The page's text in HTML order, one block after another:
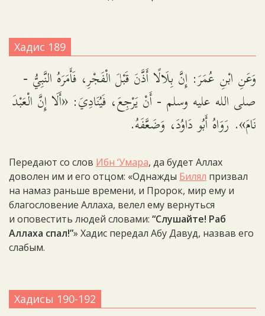
Хадис 189
وَعَنِ ابْنِ عُمَرَ: إِنَّ بِلَالًا أَذَّنَ قَبْلَ الْفَجْرِ، فَأَمَرَهُ النَّبِيُّ -
صلى الله عليه وسلم - أَنْ يَرْجِعَ، فَيُنَادِيَ: «أَلَا إِنَّ الْعَبْدَ
نَامَ». رَوَاهُ أَبُو دَاوُدَ، وَضَعَّفَهُ.
Передают со слов Ибн ‘Умара, да будет Аллах
доволен им и его отцом: «Однажды Билял призвал
на намаз раньше времени, и Пророк, мир ему и
благословение Аллаха, велел ему вернуться
и оповестить людей словами: “Слушайте! Раб
Аллаха спал!”» Хадис передал Абу Давуд, назвав его
слабым.
Хадисы 190-192